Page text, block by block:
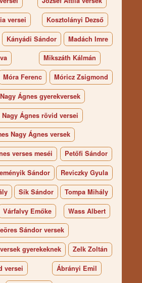
versei Kosztolányi Dezső
Kányádi Sándor Madách Imre
Mikszáth Kálmán
Móra Ferenc Móricz Zsigmond
Ágnes gyerekversek
Nagy Ágnes rövid versei
Nagy Ágnes versek
verses meséi Petőfi Sándor
Sándor Reviczky Gyula
Sík Sándor Tompa Mihály
Várfalvy Emőke Wass Albert
Sándor versek
gyerekeknek Zelk Zoltán
versei Ábrányi Emil